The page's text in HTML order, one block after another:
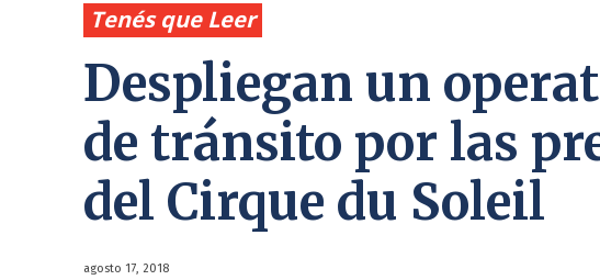
Tenés que Leer
Despliegan un
de tránsito por las
del Cirque du Soleil
agosto 17, 2018